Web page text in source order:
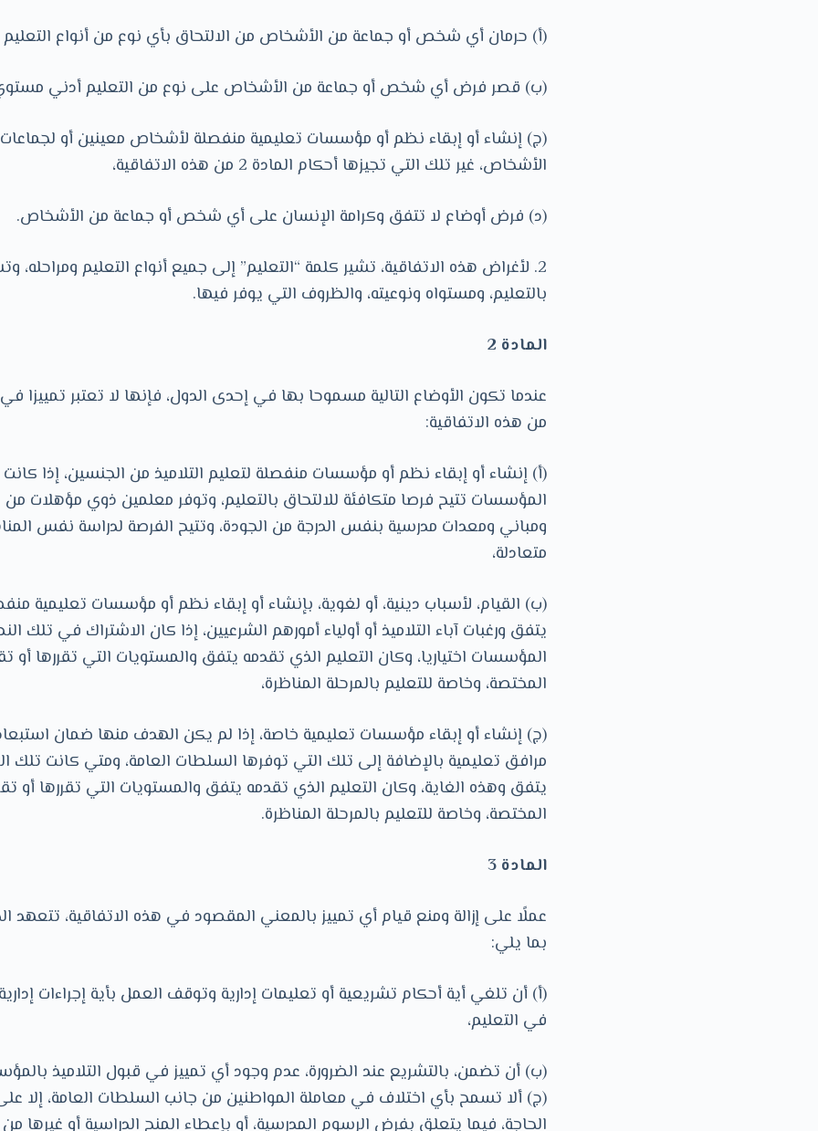
(أ) حرمان أي شخص أو جماعة من الأشخاص من الالتحاق بأي نوع من أنواع
(ب) قصر فرض أي شخص أو جماعة من الأشخاص على نوع من التعليم أدني مستوي
(ج) إنشاء أو إبقاء نظم أو مؤسسات تعليمية منفصلة لأشخاص معينين أو
الأشخاص، غير تلك التي تجيزها أحكام المادة 2 من هذه الاتفاقية،
(د) فرض أوضاع لا تتفق وكرامة الإنسان على أي شخص أو جماعة من الأشخاص.
2. لأغراض هذه الاتفاقية، تشير كلمة “التعليم” إلى جميع أنواع التعليم
بالتعليم، ومستواه ونوعيته، والظروف التي يوفر فيها.
المادة 2
من هذه الاتفاقية:
(أ) إنشاء أو إبقاء نظم أو مؤسسات منفصلة لتعليم التلاميذ من الجنسين، إذا
المؤسسات تتيح فرصا متكافئة للالتحاق بالتعليم، وتوفر معلمين ذوي مؤهلات
ومباني ومعدات مدرسية بنفس الدرجة من الجودة، وتتيح الفرصة لدراسة نفس
متعادلة،
(ب) القيام، لأسباب دينية، أو لغوية، بإنشاء أو إبقاء نظم أو مؤسسات تعليمية
يتفق ورغبات آباء التلاميذ أو أولياء أمورهم الشرعيين، إذا كان الاشتراك في تلك
المؤسسات اختياريا، وكان التعليم الذي تقدمه يتفق والمستويات التي تقررها أو
المختصة، وخاصة للتعليم بالمرحلة المناظرة،
(ج) إنشاء أو إبقاء مؤسسات تعليمية خاصة، إذا لم يكن الهدف منها ضمان
مرافق تعليمية بالإضافة إلى تلك التي توفرها السلطات العامة، ومتي كانت تلك
يتفق وهذه الغاية، وكان التعليم الذي تقدمه يتفق والمستويات التي تقررها أو
المختصة، وخاصة للتعليم بالمرحلة المناظرة.
المادة 3
عملًا على إزالة ومنع قيام أي تمييز بالمعني المقصود في هذه الاتفاقية، تتعهد
بما يلي:
(أ) أن تلغي أية أحكام تشريعية أو تعليمات إدارية وتوقف العمل بأية إجراءات
في التعليم،
(ب) أن تضمن، بالتشريع عند الضرورة، عدم وجود أي تمييز في قبول التلاميذ
(ج) ألا تسمح بأي اختلاف في معاملة المواطنين من جانب السلطات العامة، إلا
الحاجة، فيما يتعلق بفرض الرسوم المدرسية، أو بإعطاء المنح الدراسية أو غيرها